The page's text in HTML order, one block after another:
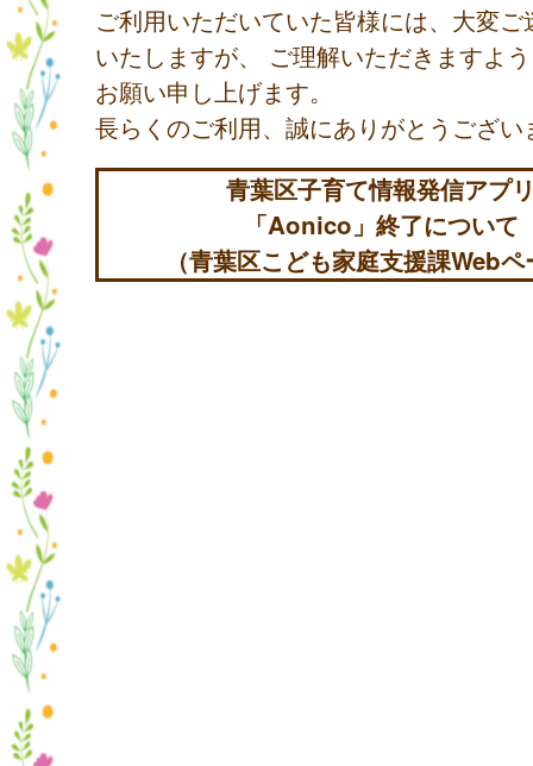
ご利用いただいていた皆様には、大変
いたしますが、 ご理解いただきますよ
お願い申し上げます。
長らくのご利用、誠にありがとうござい
青葉区子育て情報発信アプ
「Aonico」終了について
（青葉区こども家庭支援課Web